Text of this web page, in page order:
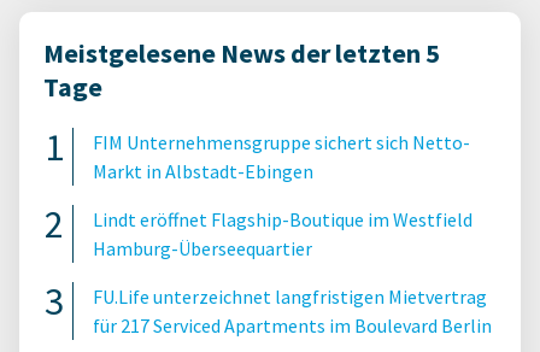
Meistgelesene News der letzten 5
Tage
FIM Unternehmensgruppe sichert sich Netto-
Markt in Albstadt-Ebingen
Lindt eröffnet Flagship-Boutique im Westfield
Hamburg-Überseequartier
FU.Life unterzeichnet langfristigen Mietvertrag
für 217 Serviced Apartments im Boulevard Berlin